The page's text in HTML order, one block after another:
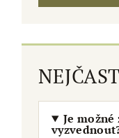
Je možné